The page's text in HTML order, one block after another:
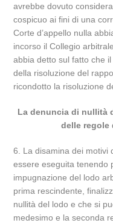
avrebbe dovuto
cospicuo ai fini di una
Corte d’appello nulla
incorso il Collegio
abbia detto sul fatto che
della risoluzione del
ricondotto la risoluzione
La denuncia di nullità
delle regole
6. La disamina dei motivi
essere eseguita tenendo
impugnazione del lodo
prima rescindente,
nullità del lodo e che si
medesimo e la seconda